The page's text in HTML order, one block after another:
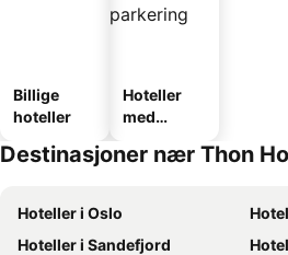
Billige
hoteller
Hoteller
med
Destinasjoner nær Thon
Hoteller i Oslo
Hoteller i Sandefjord